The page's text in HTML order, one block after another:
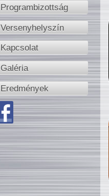
Programbizottság
Versenyhelyszín
Kapcsolat
Galéria
Eredmények